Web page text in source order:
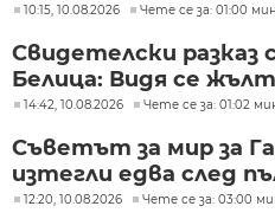
10:15, 10.08.2026 Чете се за: 01:00
Свидетелски разказ
Белица: Видя се жълт
14:42, 10.08.2026 Чете се за: 01:02
Съветът за мир за
изтегли едва след
12:20, 10.08.2026 Чете се за: 03:00